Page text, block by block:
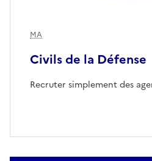
Civils de la Défense
MA
Recruter simplement des